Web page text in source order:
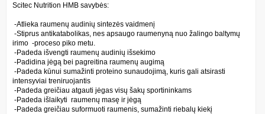
Scitec Nutrition HMB savybės:
-Atlieka raumenų audinių sintezės vaidmenį
-Stiprus antikatabolikas, nes apsaugo raumenyną nuo žalingo baltymų
irimo -proceso piko metu.
-Padeda išvengti raumenų audinių išsekimo
-Padidina jėgą bei pagreitina raumenų augimą
-Padeda kūnui sumažinti proteino sunaudojimą, kuris gali atsirasti
intensyviai treniruojantis
-Padeda greičiau atgauti jėgas visų šakų sportininkams
-Padeda išlaikyti raumenų masę ir jėgą
-Padeda greičiau suformuoti raumenis, sumažinti riebalų kiekį